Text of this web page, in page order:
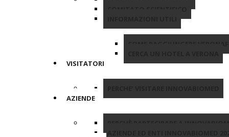
VISITATORI
AZIENDE